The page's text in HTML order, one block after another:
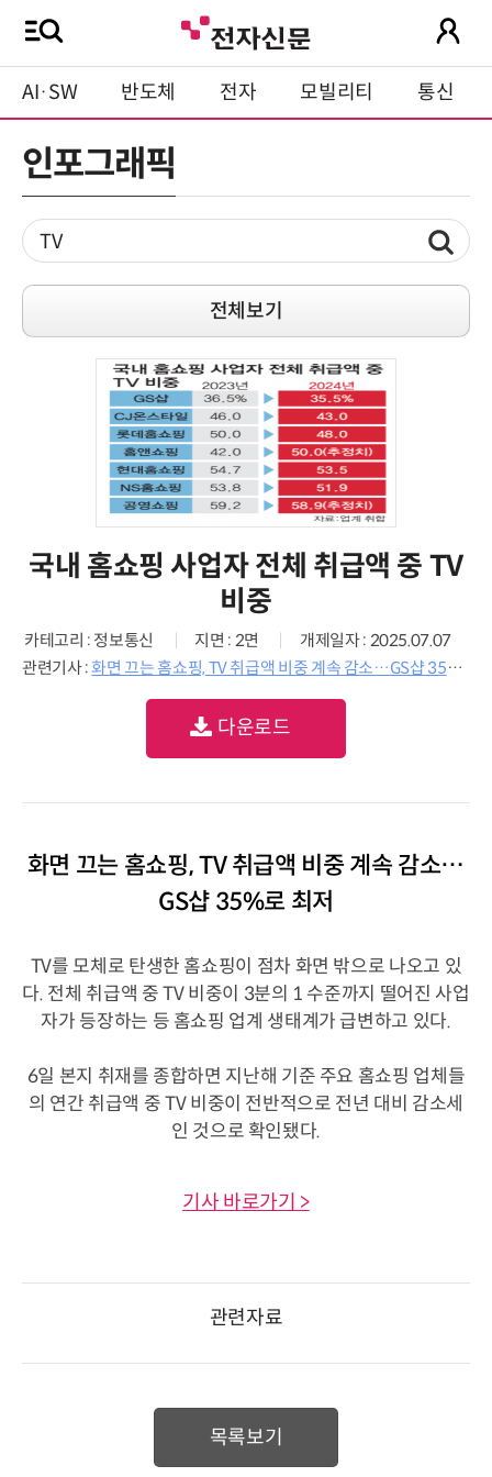
AI·SW 반도체 전자 모빌리티 통신
인포그래픽
전체보기
국내 홈쇼핑 사업자 전체 취급액 중 TV
비중
카테고리 : 정보통신 지면 : 2면
개제일자 : 2025.07.07
관련기사 :화면 끄는 홈쇼핑, TV 취급액 비중 계속 감소…GS샵 35%로 최저
다운로드
화면 끄는 홈쇼핑, TV 취급액 비중 계속 감소…
GS샵 35%로 최저
TV를 모체로 탄생한 홈쇼핑이 점차 화면 밖으로 나오고 있
다. 전체 취급액 중 TV 비중이 3분의 1 수준까지 떨어진 사업
자가 등장하는 등 홈쇼핑 업계 생태계가 급변하고 있다.
6일 본지 취재를 종합하면 지난해 기준 주요 홈쇼핑 업체들
의 연간 취급액 중 TV 비중이 전반적으로 전년 대비 감소세
인 것으로 확인됐다.
기사 바로가기 >
관련자료
목록보기